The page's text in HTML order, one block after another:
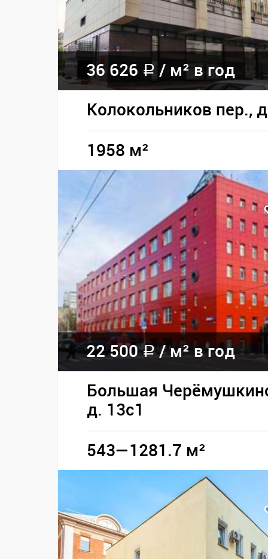
36 626 a / м² в год
Колокольников пер.,
1958 м²
22 500a /м² в год
Большая
д. 13с1
543—1281.7 м²